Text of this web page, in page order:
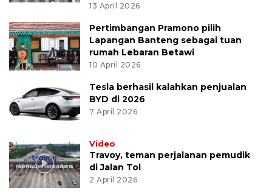
13 April 2026
Pertimbangan Pramono pilih
Lapangan Banteng sebagai tuan
rumah Lebaran Betawi
10 April 2026
Tesla berhasil kalahkan penjualan
BYD di 2026
7 April 2026
Video
Travoy, teman perjalanan pemudik
di Jalan Tol
2 April 2026